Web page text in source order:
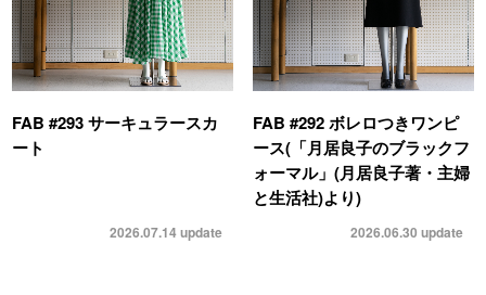
FAB #293 サーキュラースカ
ート
2026.07.14update
FAB #292 ボレロつきワンピ
ース(「月居良子のブラックフ
ォーマル」(月居良子著・主婦
と生活社)より)
2026.06.30 update